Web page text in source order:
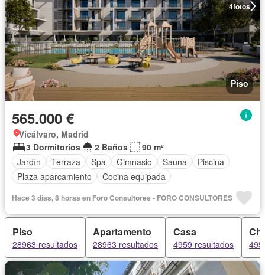
4fotos
Piso
565.000 €
Vicálvaro, Madrid
3 Dormitorios
2 Baños
90 m²
Jardín
Terraza Spa Gimnasio Sauna
Piscina
Plaza aparcamiento
Cocina equipada
Hace 3 días, 8 horas en Foro Consultores - FORO CONSULTORES
Piso
28963 resultados
Apartamento
28963 resultados
Casa
4959 resultados